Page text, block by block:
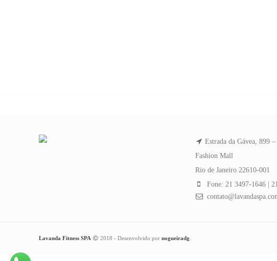
Estrada da Gávea, 899
Fashion Mall
Rio de Janeiro 22610-001
Fone: 21 3497-1646 |
Lavanda Fitness SPA 2018 - Desenvolvido por nogueiradg